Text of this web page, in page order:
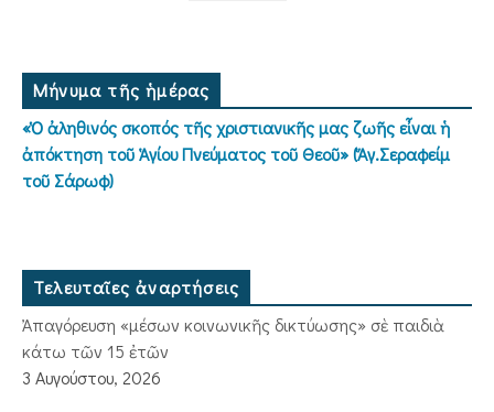
Μήνυμα τῆς ἡμέρας
«Ὁ ἀληθινός σκοπός τῆς χριστιανικῆς μας ζωῆς εἶναι ἡ
ἀπόκτηση τοῦ Ἁγίου Πνεύματος τοῦ Θεοῦ» (Ἅγ.Σεραφείμ
τοῦ Σάρωφ)
Τελευταῖες ἀναρτήσεις
Ἀπαγόρευση «μέσων κοινωνικῆς δικτύωσης» σὲ παιδιὰ
κάτω τῶν 15 ἐτῶν
3 Αυγούστου, 2026